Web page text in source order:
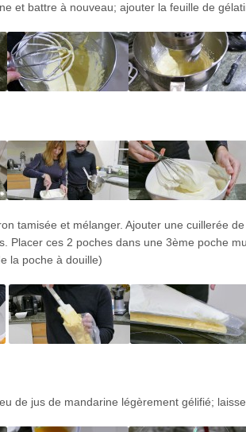
et battre à nouveau; ajouter la feuille de
tamisée et mélanger. Ajouter une cuillerée
ces 2 poches dans une 3ème poche
la poche à douille)
de jus de mandarine légèrement gélifié;